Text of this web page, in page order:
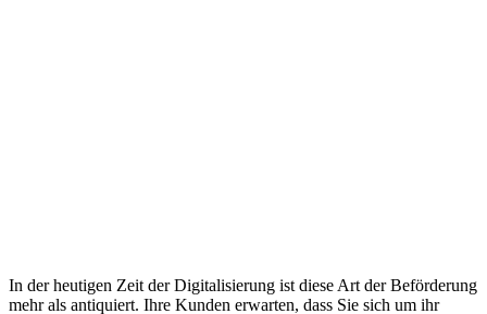
Um was geht es?
In der heutigen Zeit der Digitalisierung ist diese Art der Beförderung
mehr als antiquiert. Ihre Kunden erwarten, dass Sie sich um ihr